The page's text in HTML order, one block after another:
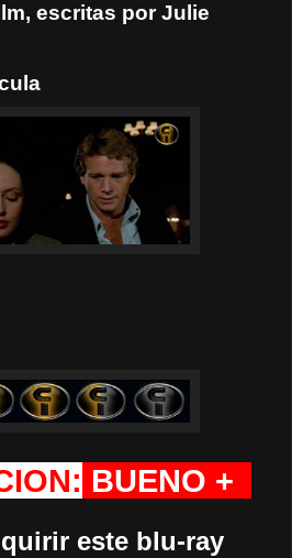
escritas por Julie
BUENO +
este blu-ray